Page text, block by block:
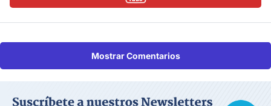
Mostrar Comentarios